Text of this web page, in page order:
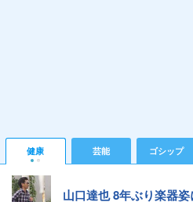
健康 芸能 ゴシップ
山口達也 8年ぶり楽器